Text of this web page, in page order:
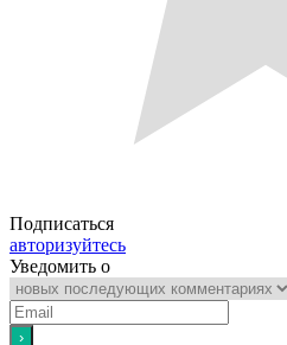
Подписаться
авторизуйтесь
Уведомить о